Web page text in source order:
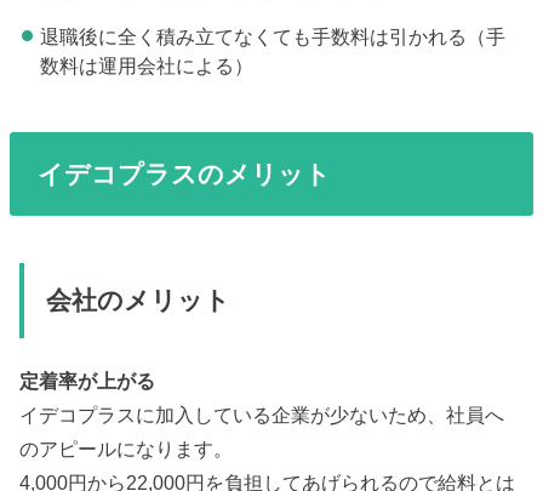
退職後に全く積み立てなくても手数料は引かれる（手
数料は運用会社による）
イデコプラスのメリット
会社のメリット
定着率が上がる
イデコプラスに加入している企業が少ないため、社員へ
のアピールになります。
4,000円から22,000円を負担してあげられるので給料とは